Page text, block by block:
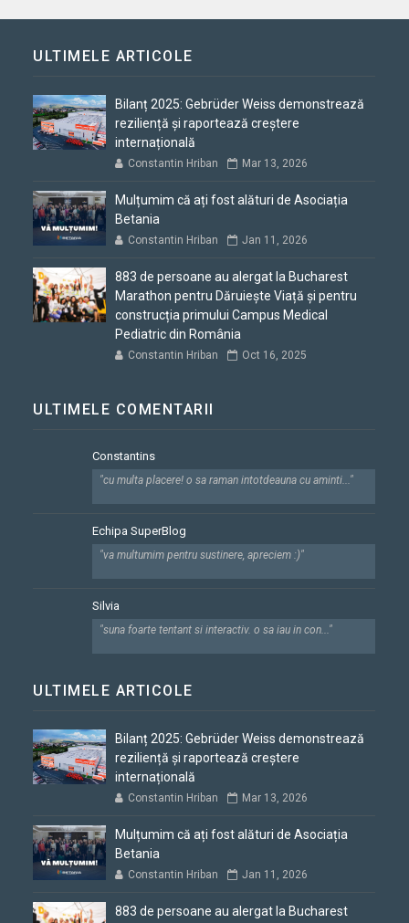
ULTIMELE ARTICOLE
Bilanț 2025: Gebrüder Weiss demonstrează
reziliență și raportează creștere
internațională
Constantin Hriban Mar 13, 2026
Mulțumim că ați fost alături de Asociația
Betania
Constantin Hriban Jan 11, 2026
883 de persoane au alergat la Bucharest
Marathon pentru Dăruiește Viață și pentru
construcția primului Campus Medical
Pediatric din România
Constantin Hriban Oct 16, 2025
ULTIMELE COMENTARII
Constantins
"cu multa placere! o sa raman intotdeauna cu aminti..."
Echipa SuperBlog
"va multumim pentru sustinere, apreciem :)"
Silvia
"suna foarte tentant si interactiv. o sa iau in con..."
ULTIMELE ARTICOLE
Bilanț 2025: Gebrüder Weiss demonstrează
reziliență și raportează creștere
internațională
Constantin Hriban Mar 13, 2026
Mulțumim că ați fost alături de Asociația
Betania
Constantin Hriban Jan 11, 2026
883 de persoane au alergat la Bucharest